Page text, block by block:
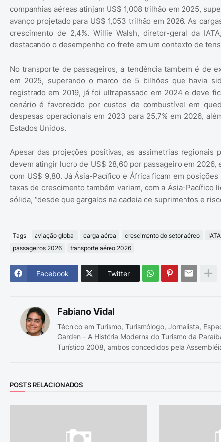
companhias aéreas atinjam US$ 1,008 trilhão em 2025,
avanço projetado para US$ 1,053 trilhão em 2026. As
crescimento de 2,4%. Willie Walsh, diretor-geral da
destacando o desempenho do frete em um contexto de
No transporte de passageiros, a tendência também é de
em 2025, superando o marco de 5 bilhões que havia
registrado em 2019, já foi ultrapassado em 2024 e deve
cenário é favorecido por custos de combustível em
despesas operacionais em 2023 para 25,7% em 2026,
Estados Unidos.
Apesar das projeções positivas, as assimetrias regionais
devem atingir lucro de US$ 28,60 por passageiro em 2026,
com US$ 9,80. Já Ásia-Pacífico e África ficam em
taxas de crescimento também variam, com a Ásia-Pacífico
sólida, “desde que gargalos na cadeia de suprimentos e
Tags aviação global carga aérea crescimento do setor aéreo
IATA
passageiros 2026
transporte aéreo 2026
Facebook Twitter
Fabiano Vidal
Técnico em Turismo, Turismólogo, Jornalista,
Garden - A História Moderna do Turismo da
Turístico 2008, ambos concedidos pela
POSTS RELACIONADOS